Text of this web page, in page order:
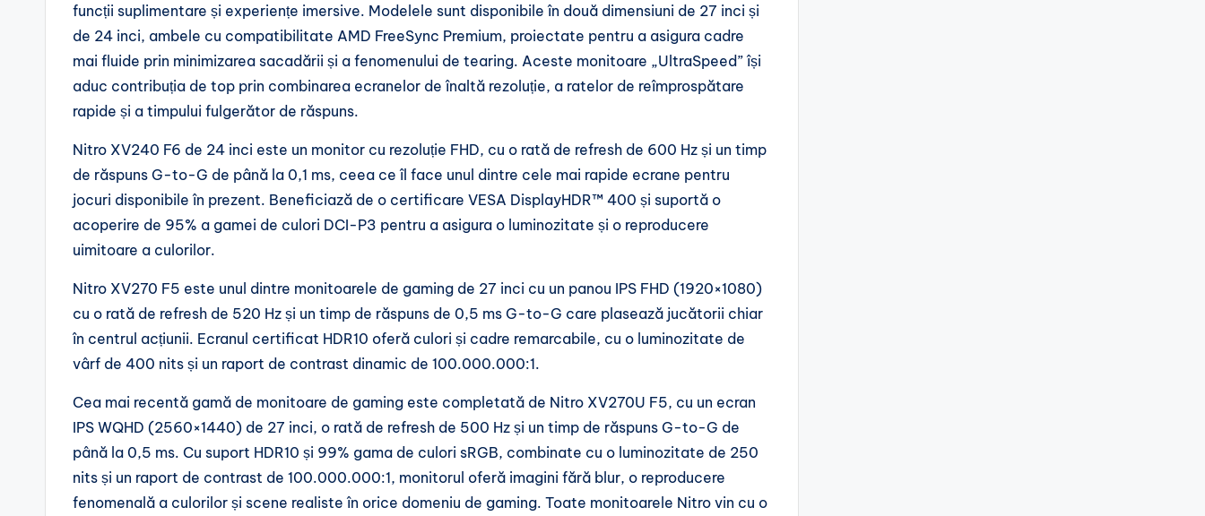
funcții suplimentare și experiențe imersive. Modelele sunt disponibile în două dimensiuni de 27 inci și
de 24 inci, ambele cu compatibilitate AMD FreeSync Premium, proiectate pentru a asigura cadre
mai fluide prin minimizarea sacadării și a fenomenului de tearing. Aceste monitoare „UltraSpeed” își
aduc contribuția de top prin combinarea ecranelor de înaltă rezoluție, a ratelor de reîmprospătare
rapide și a timpului fulgerător de răspuns.
Nitro XV240 F6 de 24 inci este un monitor cu rezoluție FHD, cu o rată de refresh de 600 Hz și un timp
de răspuns G-to-G de până la 0,1 ms, ceea ce îl face unul dintre cele mai rapide ecrane pentru
jocuri disponibile în prezent. Beneficiază de o certificare VESA DisplayHDR™ 400 și suportă o
acoperire de 95% a gamei de culori DCI-P3 pentru a asigura o luminozitate și o reproducere
uimitoare a culorilor.
Nitro XV270 F5 este unul dintre monitoarele de gaming de 27 inci cu un panou IPS FHD (1920×1080)
cu o rată de refresh de 520 Hz și un timp de răspuns de 0,5 ms G-to-G care plasează jucătorii chiar
în centrul acțiunii. Ecranul certificat HDR10 oferă culori și cadre remarcabile, cu o luminozitate de
vârf de 400 nits și un raport de contrast dinamic de 100.000.000:1.
Cea mai recentă gamă de monitoare de gaming este completată de Nitro XV270U F5, cu un ecran
IPS WQHD (2560×1440) de 27 inci, o rată de refresh de 500 Hz și un timp de răspuns G-to-G de
până la 0,5 ms. Cu suport HDR10 și 99% gama de culori sRGB, combinate cu o luminozitate de 250
nits și un raport de contrast de 100.000.000:1, monitorul oferă imagini fără blur, o reproducere
fenomenală a culorilor și scene realiste în orice domeniu de gaming. Toate monitoarele Nitro vin cu o